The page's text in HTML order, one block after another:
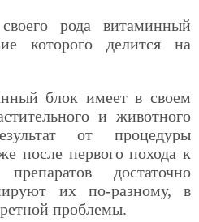
рода витаминный
которого делится на
блок имеет в своем
и животного
от процедуры
после первого похода к
достаточно
их по-разному, в
проблемы.